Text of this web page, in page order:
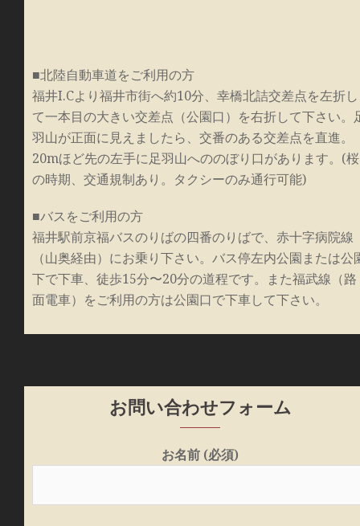
■北陸自動車道をご利用の方
福井I.Cより福井市街へ約10分、幸橋北詰交差点を左折し
て一本目の大きい交差点（公園口）を右折して下さい。
羽山が正面に見えましたら、交番のある交差点を直進。
20mほど先の左手に足羽山へののぼり口があります。(桜
の時期、交通規制あり。タクシーのみ通行可能)
■バスをご利用の方
福井駅前京福バスのりばの四番のりばで、赤十字病院線
（山奥経由）にお乗り下さい。バス停左内公園または公
下で下車、徒歩15分〜20分の道程です。また福武線（路
面電車）をご利用の方は公園口で下車して下さい。
お問い合わせフォーム
お名前 (必須)